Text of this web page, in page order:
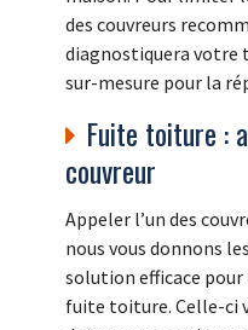
des couvreurs
diagnostiquera votre
sur-mesure pour la
Fuite toiture :
couvreur
Appeler l’un des
nous vous donnons
solution efficace pour
fuite toiture. Celle-ci